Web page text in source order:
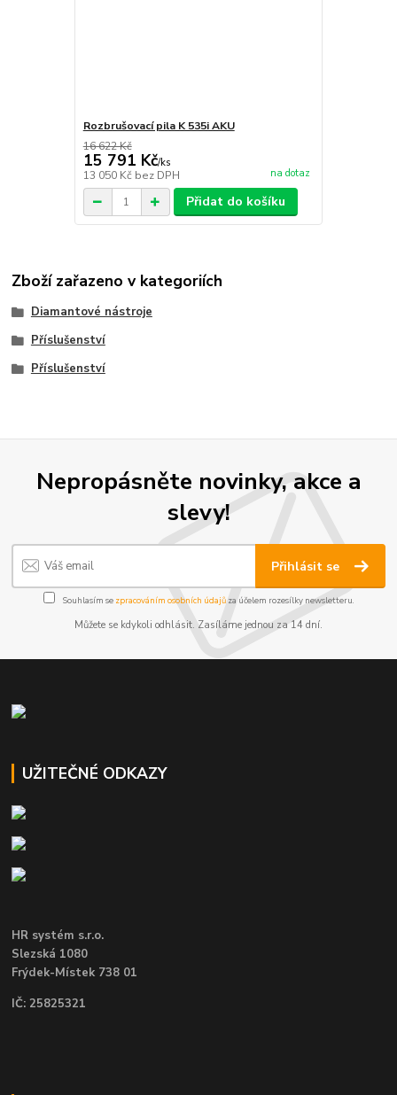
Rozbrušovací pila K 535i AKU
16 622 Kč
15 791 Kč/ks
13 050 Kč bez DPH na dotaz
Přidat do košíku
Zboží zařazeno v kategoriích
Diamantové nástroje
Příslušenství
Příslušenství
Nepropásněte novinky, akce a
slevy!
Přihlásit se
Souhlasím se zpracováním osobních údajůza účelem rozesílky newsletteru.
Můžete se kdykoli odhlásit. Zasíláme jednou za 14 dní.
UŽITEČNÉ ODKAZY
HR systém s.r.o.
Slezská 1080
Frýdek-Místek 738 01
IČ: 25825321